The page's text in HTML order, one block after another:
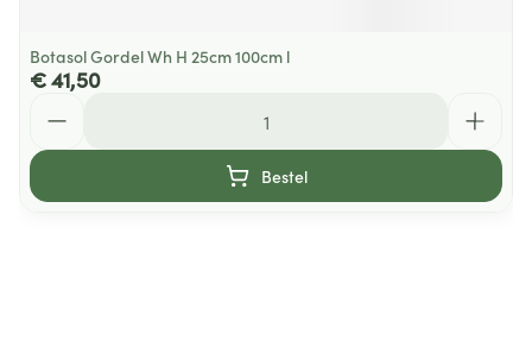
Botasol Gordel Wh H 25cm 100cm l
€ 41,50
Bestel